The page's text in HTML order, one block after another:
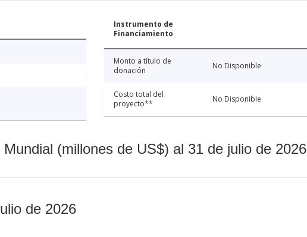
Instrumento de
Financiamiento
Monto a título de
donación
No Disponible
Costo total del
proyecto**
No Disponible
(millones de US$) al 31 de julio de 2026
de 2026